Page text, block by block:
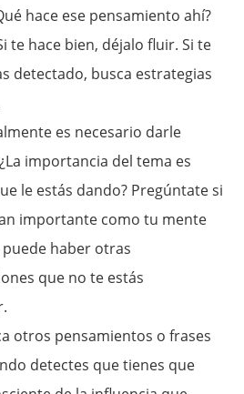
hace ese pensamiento ahí?
te hace bien, déjalo fluir. Si te
detectado, busca estrategias
es necesario darle
importancia del tema es
le estás dando? Pregúntate si
importante como tu mente
haber otras
que no te estás
otros pensamientos o frases
detectes que tienes que